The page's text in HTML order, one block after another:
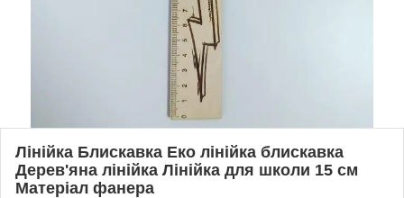
Лінійка Блискавка Еко лінійка блискавка
Дерев'яна лінійка Лінійка для школи 15 см
Матеріал фанера